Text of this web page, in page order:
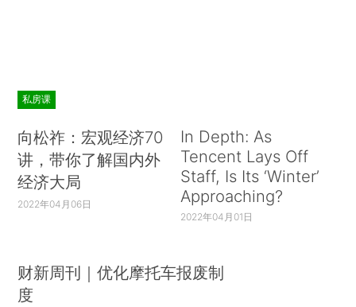
私房课
向松祚：宏观经济70
讲，带你了解国内外
经济大局
2022年04月06日
In Depth: As
Tencent Lays Off
Staff, Is Its ‘Winter’
Approaching?
2022年04月01日
财新周刊｜优化摩托车报废制
度